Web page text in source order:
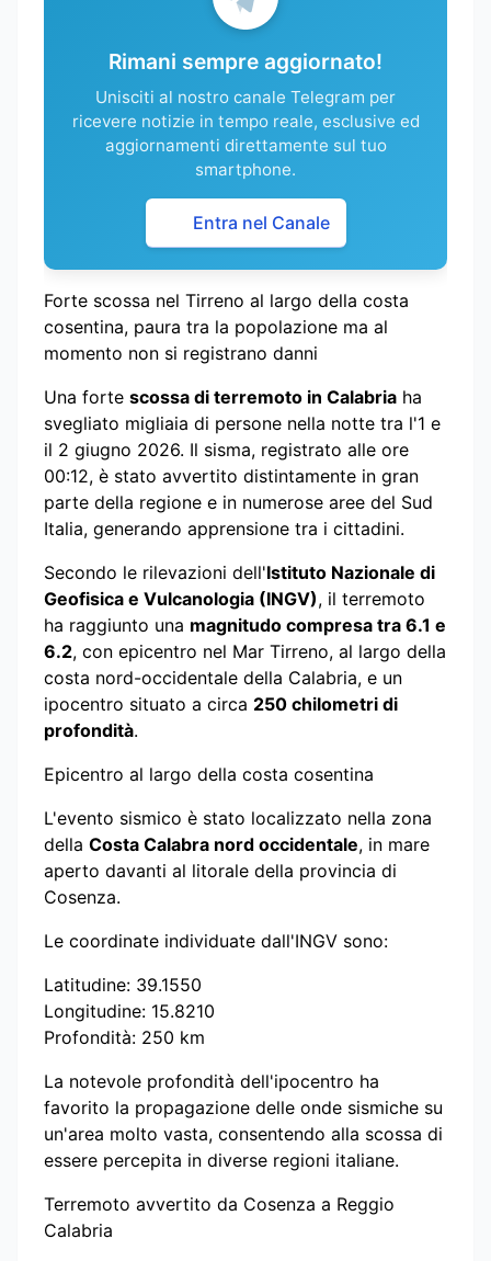
Rimani sempre aggiornato!
Unisciti al nostro canale Telegram per
ricevere notizie in tempo reale, esclusive ed
aggiornamenti direttamente sul tuo
smartphone.
Entra nel Canale
Forte scossa nel Tirreno al largo della costa
cosentina, paura tra la popolazione ma al
momento non si registrano danni
Una forte scossa di terremoto in Calabria ha
svegliato migliaia di persone nella notte tra l'1 e
il 2 giugno 2026. Il sisma, registrato alle ore
00:12, è stato avvertito distintamente in gran
parte della regione e in numerose aree del Sud
Italia, generando apprensione tra i cittadini.
Secondo le rilevazioni dell'Istituto Nazionale di
Geofisica e Vulcanologia (INGV), il terremoto
ha raggiunto una magnitudo compresa tra 6.1 e
6.2, con epicentro nel Mar Tirreno, al largo della
costa nord-occidentale della Calabria, e un
ipocentro situato a circa 250 chilometri di
profondità.
Epicentro al largo della costa cosentina
L'evento sismico è stato localizzato nella zona
della Costa Calabra nord occidentale, in mare
aperto davanti al litorale della provincia di
Cosenza.
Le coordinate individuate dall'INGV sono:
Latitudine: 39.1550
Longitudine: 15.8210
Profondità: 250 km
La notevole profondità dell'ipocentro ha
favorito la propagazione delle onde sismiche su
un'area molto vasta, consentendo alla scossa di
essere percepita in diverse regioni italiane.
Terremoto avvertito da Cosenza a Reggio
Calabria